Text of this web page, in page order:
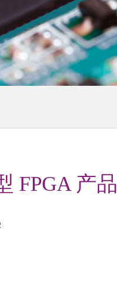
FPGA 产品